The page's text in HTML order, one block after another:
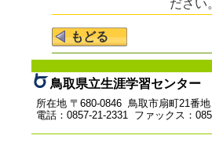
ださい
鳥取県立生涯学習センター
所在地 〒680-0846 鳥取市扇町21番地
電話：0857-21-2331 ファックス：